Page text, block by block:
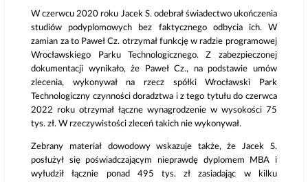
W czerwcu 2020 roku Jacek S. odebrał świadectwo ukończenia
studiów podyplomowych bez faktycznego odbycia ich. W
zamian za to Paweł Cz. otrzymał funkcję w radzie programowej
Wrocławskiego Parku Technologicznego. Z zabezpieczonej
dokumentacji wynikało, że Paweł Cz., na podstawie umów
zlecenia, wykonywał na rzecz spółki Wrocławski Park
Technologiczny czynności doradztwa i z tego tytułu do czerwca
2022 roku otrzymał łączne wynagrodzenie w wysokości 75
tys. zł. W rzeczywistości zleceń takich nie wykonywał.
Zebrany materiał dowodowy wskazuje także, że Jacek S.
posłużył się poświadczającym nieprawdę dyplomem MBA i
wyłudził łącznie ponad 495 tys. zł zasiadając w kilku